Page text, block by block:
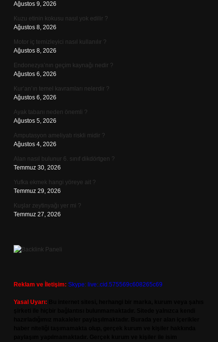
Ağustos 9, 2026
Kuzu etinin kokusu nasıl yok edilir ?
Ağustos 8, 2026
Motor iç temizleyici nasıl kullanılır ?
Ağustos 8, 2026
Endonezya’nın geçim kaynağı nedir ?
Ağustos 6, 2026
Kur’an’ın temel kavramları nelerdir ?
Ağustos 6, 2026
Ayak tabanı neden önemli ?
Ağustos 5, 2026
Amputasyon ameliyatı riskli midir ?
Ağustos 4, 2026
Alan nasıl bulunur 6. sınıf dikdörtgen ?
Temmuz 30, 2026
Yufka ekmek hangi yöreye ait ?
Temmuz 29, 2026
Kuşlar zeytinyağı yer mi ?
Temmuz 27, 2026
Reklam ve İletişim: Skype: live:.cid.575569c608265c69
Yasal Uyarı: